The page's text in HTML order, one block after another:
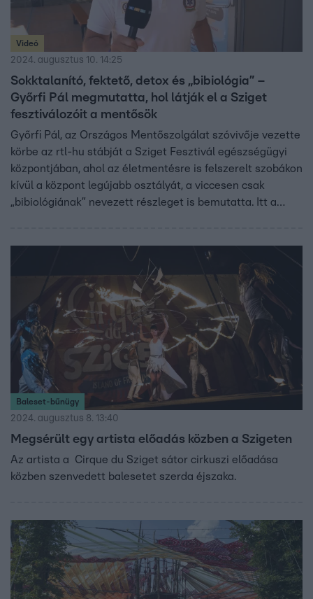
Videó
2024. augusztus 10. 14:25
Sokktalanító, fektető, detox és „bibiológia” –
Győrfi Pál megmutatta, hol látják el a Sziget
fesztiválozóit a mentősök
Győrfi Pál, az Országos Mentőszolgálat szóvivője vezette
körbe az rtl-hu stábját a Sziget Fesztivál egészségügyi
központjában, ahol az életmentésre is felszerelt szobákon
kívül a központ legújabb osztályát, a viccesen csak
„bibiológiának” nevezett részleget is bemutatta. Itt a
szükség a különleges ellátóteremre.
Baleset-bűnügy
2024. augusztus 8. 13:40
Megsérült egy artista előadás közben a Szigeten
Az artista a Cirque du Sziget sátor cirkuszi előadása
közben szenvedett balesetet szerda éjszaka.